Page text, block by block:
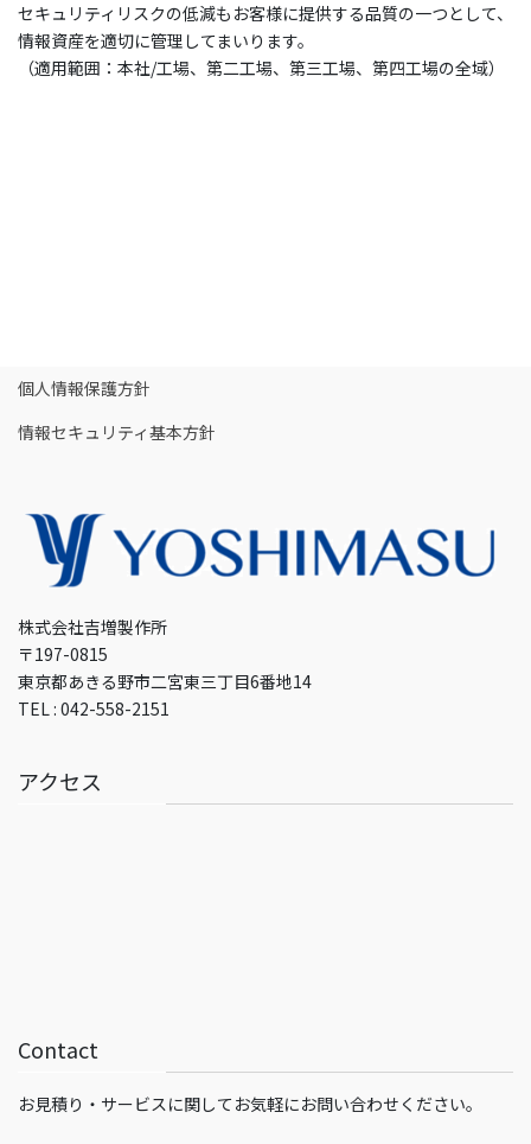
セキュリティリスクの低減もお客様に提供する品質の一つとして、
情報資産を適切に管理してまいります。
（適用範囲：本社/工場、第二工場、第三工場、第四工場の全域）
個人情報保護方針
情報セキュリティ基本方針
株式会社吉増製作所
〒197-0815
東京都あきる野市二宮東三丁目6番地14
TEL : 042-558-2151
アクセス
Contact
お見積り・サービスに関してお気軽にお問い合わせください。